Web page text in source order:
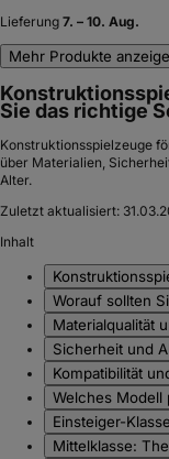
Lieferung 7. – 10. Aug.
Mehr Produkte
Sie das richtige
Konstruktionsspielzeuge
über Materialien,
Alter.
Zuletzt aktualisiert:
Inhalt
Worauf sollten
Materialqualität
Sicherheit und
Kompatibilität
Welches Modell
Einsteiger-
Mittelklasse: